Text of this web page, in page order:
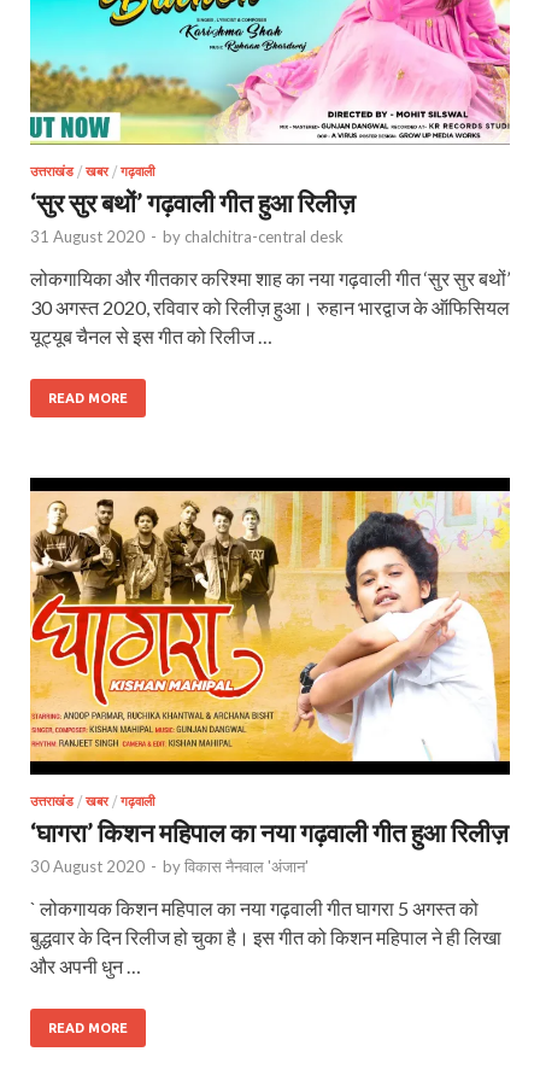
उत्तराखंड/ खबर/ गढ़वाली
‘सुर सुर बथों’ गढ़वाली गीत हुआ रिलीज़
31 August 2020 - by chalchitra-central desk
लोकगायिका और गीतकार करिश्मा शाह का नया गढ़वाली गीत ‘सुर सुर बथों’
30 अगस्त 2020, रविवार को रिलीज़ हुआ। रुहान भारद्वाज के ऑफिसियल
यूट्यूब चैनल से इस गीत को रिलीज …
READ MORE
उत्तराखंड/ खबर/ गढ़वाली
‘घागरा’ किशन महिपाल का नया गढ़वाली गीत हुआ रिलीज़
30 August 2020 - byविकास नैनवाल 'अंजान'
` लोकगायक किशन महिपाल का नया गढ़वाली गीत घागरा 5 अगस्त को
बुद्धवार के दिन रिलीज हो चुका है। इस गीत को किशन महिपाल ने ही लिखा
और अपनी धुन …
READ MORE